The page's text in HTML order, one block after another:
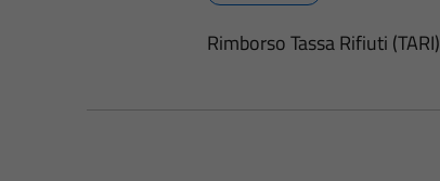
Rimborso Tassa Rifiuti (TARI)